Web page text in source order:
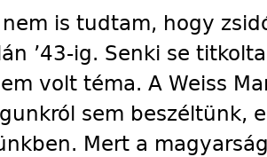
is tudtam, hogy
’43-ig. Senki se
volt téma. A Weiss
sem beszéltünk,
Mert a